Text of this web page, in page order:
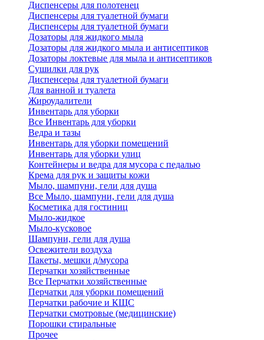
Диспенсеры для полотенец
Диспенсеры для туалетной бумаги
Диспенсеры для туалетной бумаги
Дозаторы для жидкого мыла
Дозаторы для жидкого мыла и антисептиков
Дозаторы локтевые для мыла и антисептиков
Сушилки для рук
Диспенсеры для туалетной бумаги
Для ванной и туалета
Жироудалители
Инвентарь для уборки
Все Инвентарь для уборки
Ведра и тазы
Инвентарь для уборки помещений
Инвентарь для уборки улиц
Контейнеры и ведра для мусора с педалью
Крема для рук и защиты кожи
Мыло, шампуни, гели для душа
Все Мыло, шампуни, гели для душа
Косметика для гостиниц
Мыло-жидкое
Мыло-кусковое
Шампуни, гели для душа
Освежители воздуха
Пакеты, мешки д/мусора
Перчатки хозяйственные
Все Перчатки хозяйственные
Перчатки для уборки помещений
Перчатки рабочие и КЩС
Перчатки смотровые (медицинские)
Порошки стиральные
Прочее